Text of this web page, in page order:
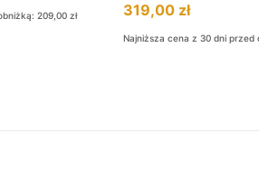
209,00zł 319,00 zł
Najniższa cena z 30 dni